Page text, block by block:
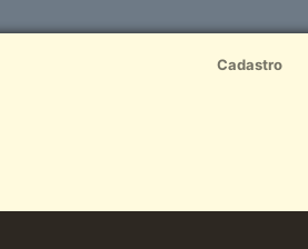
Cadastro